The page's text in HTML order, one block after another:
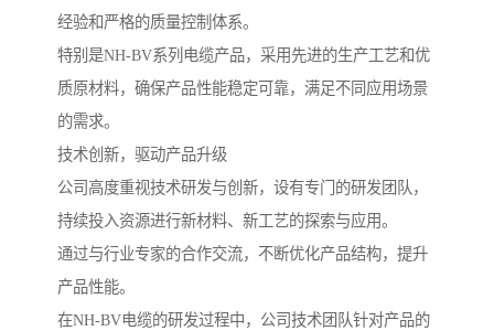
经验和严格的质量控制体系。
特别是NH-BV系列电缆产品，采用先进的生产工艺和优
质原材料，确保产品性能稳定可靠，满足不同应用场景
的需求。
技术创新，驱动产品升级
公司高度重视技术研发与创新，设有专门的研发团队，
持续投入资源进行新材料、新工艺的探索与应用。
通过与行业专家的合作交流，不断优化产品结构，提升
产品性能。
在NH-BV电缆的研发过程中，公司技术团队针对产品的